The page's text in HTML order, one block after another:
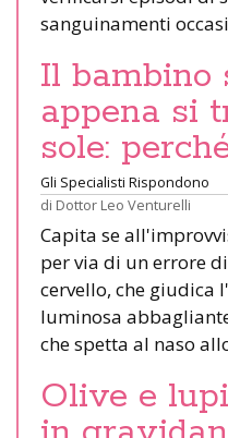
sanguinamenti
Il bambino
appena si
sole:
Gli Specialisti Rispondono
di Dottor Leo Venturelli
Capita se
per via di un errore
cervello, che giudica
luminosa
che spetta al naso
Olive e